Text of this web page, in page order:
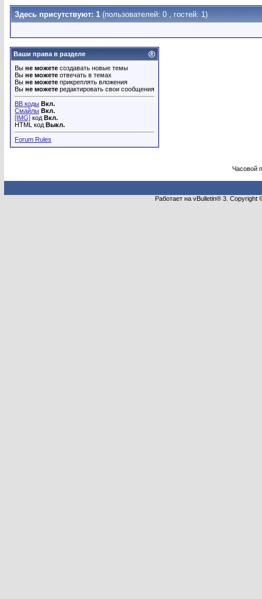
Здесь присутствуют: 1 (пользователей: 0 , гостей: 1)
Ваши права в разделе
Вы не можете создавать новые темы
Вы не можете отвечать в темах
Вы не можете прикреплять вложения
Вы не можете редактировать свои сообщения
BB коды Вкл.
Смайлы Вкл.
[IMG] код Вкл.
HTML код Выкл.
Forum Rules
Часовой
Работает на vBulletin® 3.